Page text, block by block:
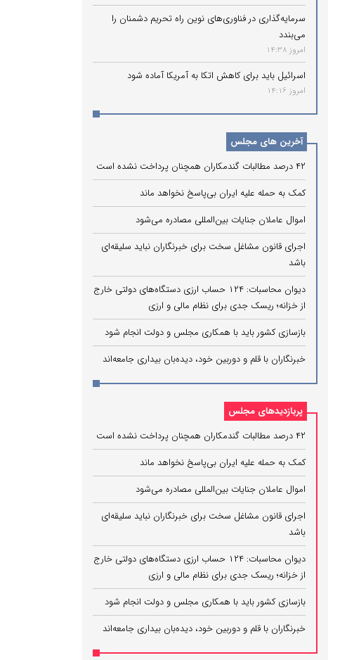
سرمایه‌گذاری در فناوری‌های نوین راه تحریم دشمنان را
می‌بندد
امروز 14:38
اسرائیل باید برای کاهش اتکا به آمریکا آماده شود
امروز 14:16
آخرین های مجلس
۴۲ درصد مطالبات گندمکاران همچنان پرداخت نشده است
کمک به حمله علیه ایران بی‌پاسخ نخواهد ماند
اموال عاملان جنایات بین‌المللی مصادره می‌شود
اجرای قانون مشاغل سخت برای خبرنگاران نباید سلیقه‌ای
باشد
دیوان محاسبات: ۱۲۴ حساب ارزی دستگاه‌های دولتی خارج
از خزانه؛ ریسک جدی برای نظام مالی و ارزی
بازسازی کشور باید با همکاری مجلس و دولت انجام شود
خبرنگاران با قلم و دوربین خود، دیده‌بان بیداری جامعه‌اند
پربازدیدهای مجلس
۴۲ درصد مطالبات گندمکاران همچنان پرداخت نشده است
کمک به حمله علیه ایران بی‌پاسخ نخواهد ماند
اموال عاملان جنایات بین‌المللی مصادره می‌شود
اجرای قانون مشاغل سخت برای خبرنگاران نباید سلیقه‌ای
باشد
دیوان محاسبات: ۱۲۴ حساب ارزی دستگاه‌های دولتی خارج
از خزانه؛ ریسک جدی برای نظام مالی و ارزی
بازسازی کشور باید با همکاری مجلس و دولت انجام شود
خبرنگاران با قلم و دوربین خود، دیده‌بان بیداری جامعه‌اند